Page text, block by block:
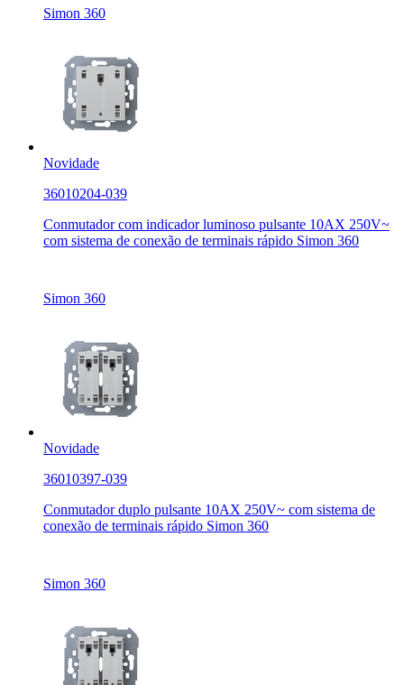
Simon 360
Novidade
36010204-039
Conmutador com indicador luminoso pulsante 10AX 250V~
com sistema de conexão de terminais rápido Simon 360
Simon 360
Novidade
36010397-039
Conmutador duplo pulsante 10AX 250V~ com sistema de
conexão de terminais rápido Simon 360
Simon 360